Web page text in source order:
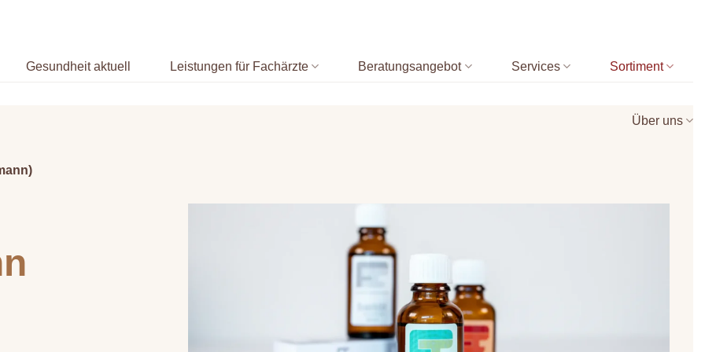
Gesundheit aktuell Leistungen für Fachärzte Beratungsangebot Services Sortiment
Über uns